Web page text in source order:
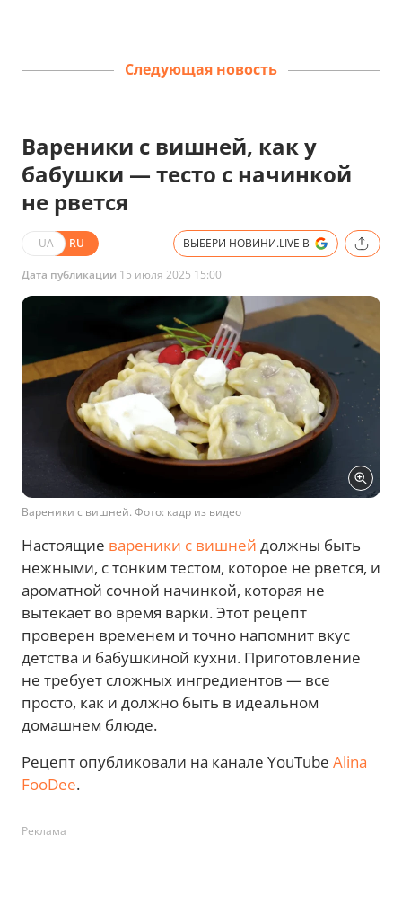
Следующая новость
Вареники с вишней, как у
бабушки — тесто с начинкой
не рвется
UA RU ВЫБЕРИ НОВИНИ.LIVE В
Дата публикации 15 июля 2025 15:00
Вареники с вишней. Фото: кадр из видео
Настоящие вареники с вишней должны быть
нежными, с тонким тестом, которое не рвется, и
ароматной сочной начинкой, которая не
вытекает во время варки. Этот рецепт
проверен временем и точно напомнит вкус
детства и бабушкиной кухни. Приготовление
не требует сложных ингредиентов — все
просто, как и должно быть в идеальном
домашнем блюде.
Рецепт опубликовали на канале YouTube Alina
FooDee.
Реклама